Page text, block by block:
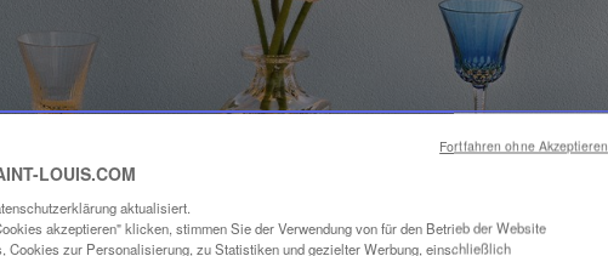
LOUIS.COM
aktualisiert.
akzeptieren" klicken, stimmen Sie der Verwendung von für den Betrieb der Website
Cookies zur Personalisierung, zu Statistiken und gezielter Werbung, einschließlich
Fortfahren ohne Akzeptieren